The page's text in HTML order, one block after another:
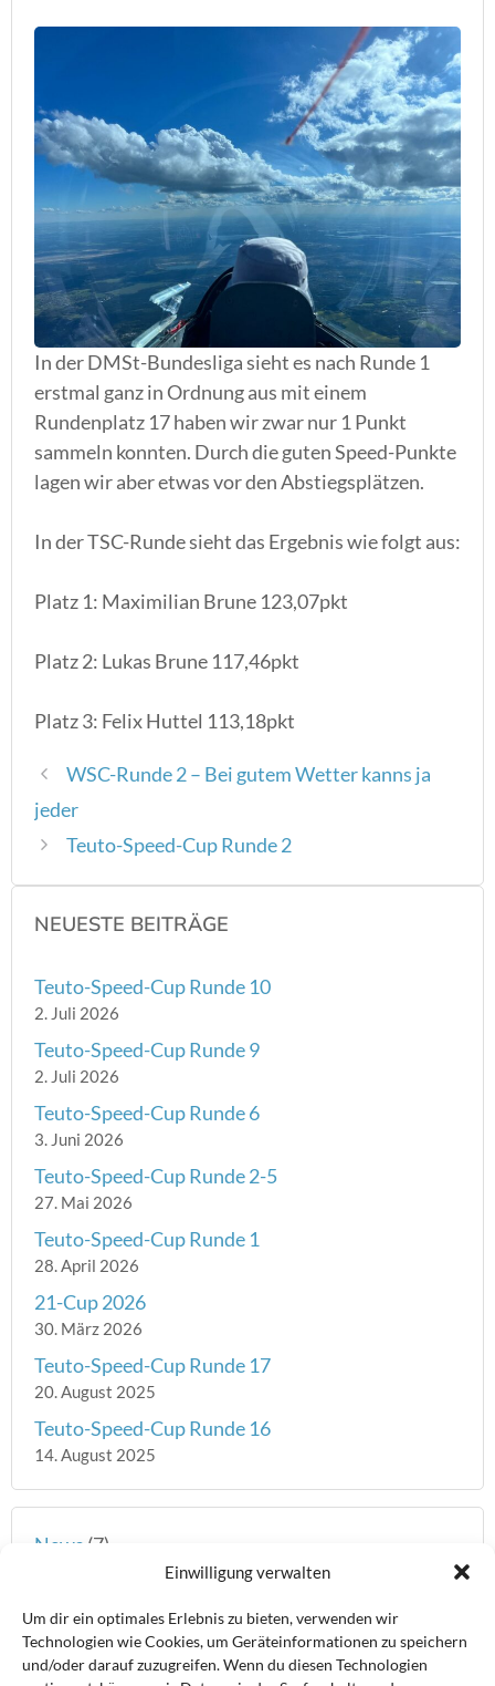
Einwilligung verwalten
Um dir ein optimales Erlebnis zu bieten, verwenden wir
Technologien wie Cookies, um Geräteinformationen zu speichern
und/oder darauf zuzugreifen. Wenn du diesen Technologien
In der DMSt-Bundesliga sieht es nach Runde 1
erstmal ganz in Ordnung aus mit einem
Rundenplatz 17 haben wir zwar nur 1 Punkt
sammeln konnten. Durch die guten Speed-Punkte
lagen wir aber etwas vor den Abstiegsplätzen.
In der TSC-Runde sieht das Ergebnis wie folgt aus:
Platz 1: Maximilian Brune 123,07pkt
Platz 2: Lukas Brune 117,46pkt
Platz 3: Felix Huttel 113,18pkt
WSC-Runde 2 – Bei gutem Wetter kanns ja
jeder
Teuto-Speed-Cup Runde 2
NEUESTE BEITRÄGE
Teuto-Speed-Cup Runde 10
2. Juli 2026
Teuto-Speed-Cup Runde 9
2. Juli 2026
Teuto-Speed-Cup Runde 6
3. Juni 2026
Teuto-Speed-Cup Runde 2-5
27. Mai 2026
Teuto-Speed-Cup Runde 1
28. April 2026
21-Cup 2026
30. März 2026
Teuto-Speed-Cup Runde 17
20. August 2025
Teuto-Speed-Cup Runde 16
14. August 2025
News (7)
Teuto Speed-Cup(339)
Weser Speed-Cup(47)